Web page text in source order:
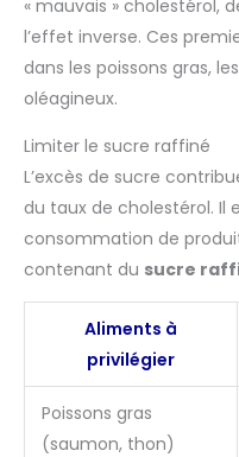
« mauvais » cholestérol,
l’effet inverse. Ces
dans les poissons gras,
oléagineux.
Limiter le sucre raffiné
L’excès de sucre
du taux de cholestérol. Il
consommation de
contenant du sucre
Aliments à
privilégier
Poissons gras
(saumon, thon)